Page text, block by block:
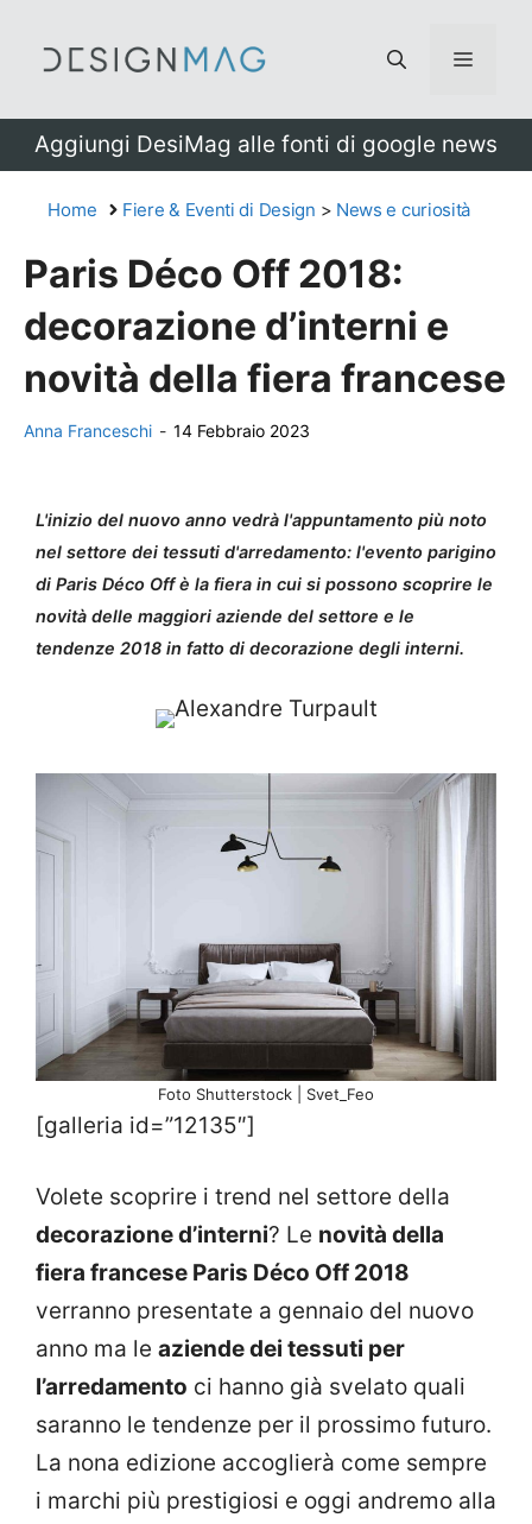
Menu
Aggiungi DesiMag alle fonti di google news
Home Fiere & Eventi di Design > News e curiosità
Paris Déco Off 2018:
decorazione d’interni e
novità della fiera francese
Anna Franceschi - 14 Febbraio 2023
L'inizio del nuovo anno vedrà l'appuntamento più noto
nel settore dei tessuti d'arredamento: l'evento parigino
di Paris Déco Off è la fiera in cui si possono scoprire le
novità delle maggiori aziende del settore e le
tendenze 2018 in fatto di decorazione degli interni.
Foto Shutterstock | Svet_Feo
[galleria id=”12135″]
Volete scoprire i trend nel settore della
decorazione d’interni? Le novità della
fiera francese Paris Déco Off 2018
verranno presentate a gennaio del nuovo
anno ma le aziende dei tessuti per
l’arredamento ci hanno già svelato quali
saranno le tendenze per il prossimo futuro.
La nona edizione accoglierà come sempre
i marchi più prestigiosi e oggi andremo alla